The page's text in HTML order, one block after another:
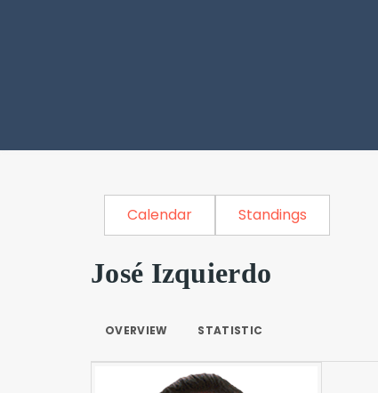
Calendar Standings
José Izquierdo
OVERVIEW STATISTIC